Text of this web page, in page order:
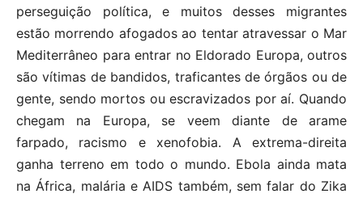
perseguição política, e muitos desses migrantes
estão morrendo afogados ao tentar atravessar o Mar
Mediterrâneo para entrar no Eldorado Europa, outros
são vítimas de bandidos, traficantes de órgãos ou de
gente, sendo mortos ou escravizados por aí. Quando
chegam na Europa, se veem diante de arame
farpado, racismo e xenofobia. A extrema-direita
ganha terreno em todo o mundo. Ebola ainda mata
na África, malária e AIDS também, sem falar do Zika